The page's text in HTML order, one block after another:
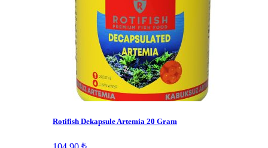
Rotifish Dekapsule Artemia 20 Gram